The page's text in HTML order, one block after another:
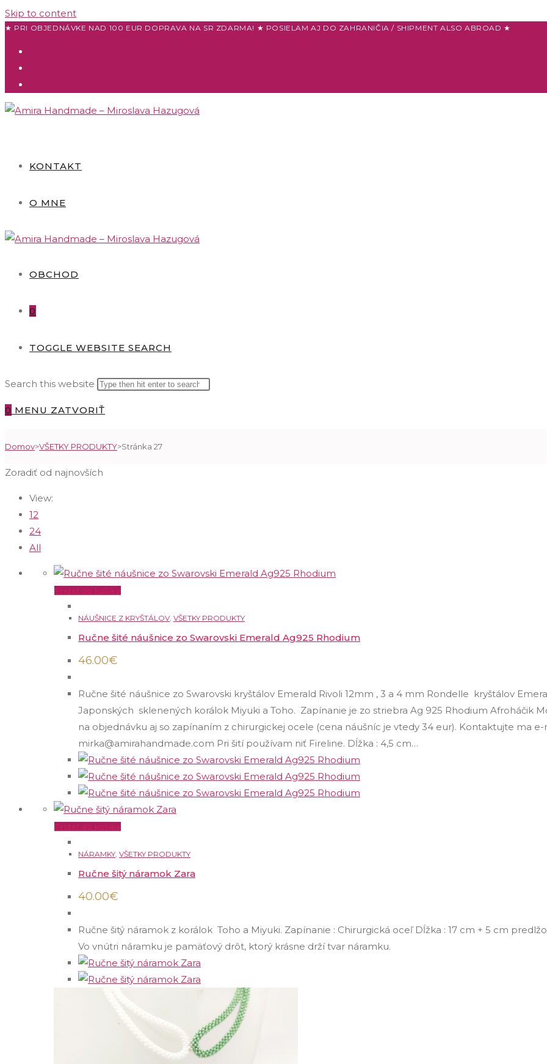
Skip to content
★ PRI OBJEDNÁVKE NAD 100 EUR DOPRAVA NA SR ZDARMA! ★ POSIELAM AJ DO ZAHRANIČIA / SHIPMENT ALSO ABROAD ★
KONTAKT
O MNE
OBCHOD
0
TOGGLE WEBSITE SEARCH
Search this website
0 MENU ZATVORIŤ
Domov>VŠETKY PRODUKTY>Stránka 27
Zoradiť od najnovších
View:
12
24
All
Pridať do košíka
NÁUŠNICE Z KRYŠTÁLOV, VŠETKY PRODUKTY
Ručne šité náušnice zo Swarovski Emerald Ag925 Rhodium
46.00€
Ručne šité náušnice zo Swarovski kryštálov Emerald Rivoli 12mm , 3 a 4 mm Rondelle kryštálov
Japonských sklenených korálok Miyuki a Toho. Zapínanie je zo striebra Ag 925 Rhodium Afroháčik
na objednávku aj so zapínaním z chirurgickej ocele (cena náušníc je vtedy 34 eur). Kontaktujte ma
mirka@amirahandmade.com Pri šití používam niť Fireline. Dĺžka : 4,5 cm…
Pridať do košíka
NÁRAMKY VŠETKY PRODUKTY
Ručne šitý náramok Zara
40.00€
Ručne šitý náramok z korálok Toho a Miyuki. Zapínanie : Chirurgická oceľ Dĺžka : 17 cm + 5 cm
Vo vnútri náramku je pamäťový drôt, ktorý krásne drží tvar náramku.